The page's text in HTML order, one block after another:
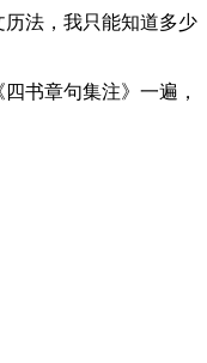
法，我只能知道多少
书章句集注》一遍，